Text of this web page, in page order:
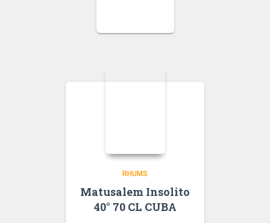
RHUMS
Matusalem Insolito
40° 70 CL CUBA